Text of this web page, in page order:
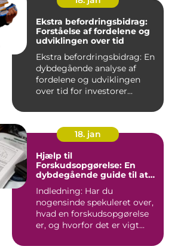
Ekstra befordringsbidrag:
Forståelse af fordelene og
udviklingen over tid
Ekstra befordringsbidrag: En
dybdegående analyse af
fordelene og udviklingen
over tid for investorer...
18. jan
Hjælp til
Forskudsopgørelse: En
dybdegående guide til at
skatteansættelse
Indledning: Har du
nogensinde spekuleret over,
hvad en forskudsopgørelse
er, og hvorfor det er vigt...